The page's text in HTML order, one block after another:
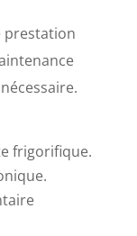
prestation
frigorifique.